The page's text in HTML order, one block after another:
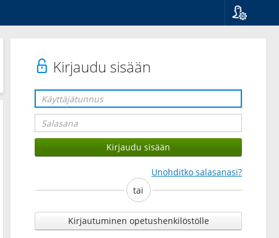
Kirjaudu sisään
Unohditko salasanasi?
tai
Kirjautuminen opetushenkilöstölle